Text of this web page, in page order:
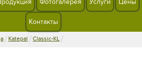
Фотогалерея Услуги Цены
Контакты
/ Katepal / Classic-KL/